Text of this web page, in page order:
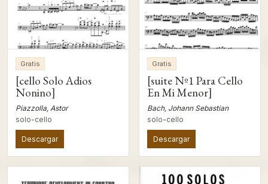
Gratis
[cello Solo Adios
Nonino]
Piazzolla, Astor
solo-cello
Descargar
Gratis
[suite Nº1 Para Cello
En Mi Menor]
Bach, Johann Sebastian
solo-cello
Descargar